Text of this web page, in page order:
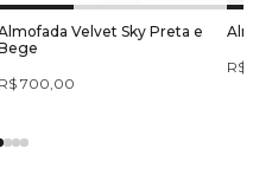
Velvet Sky Preta e
R$ 700,00
R$